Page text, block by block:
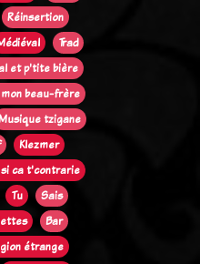
Réinsertion
Trad
et p'tite bière
beau-frère
Musique tzigane
Klezmer
si ca t'contrarie
Tu
Sais
Bar
étrange